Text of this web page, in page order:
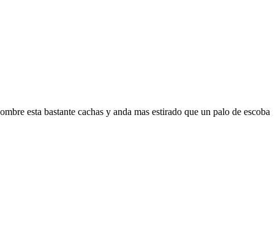
esta bastante cachas y anda mas estirado que un palo de escoba